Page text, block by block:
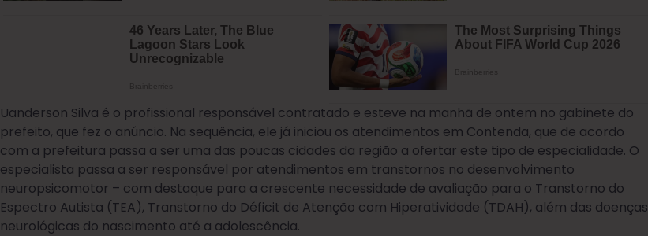
Uanderson Silva é o profissional responsável contratado e esteve na manhã de ontem no gabinete do
prefeito, que fez o anúncio. Na sequência, ele já iniciou os atendimentos em Contenda, que de acordo
com a prefeitura passa a ser uma das poucas cidades da região a ofertar este tipo de especialidade. O
especialista passa a ser responsável por atendimentos em transtornos no desenvolvimento
neuropsicomotor – com destaque para a crescente necessidade de avaliação para o Transtorno do
Espectro Autista (TEA), Transtorno do Déficit de Atenção com Hiperatividade (TDAH), além das doenças
neurológicas do nascimento até a adolescência.